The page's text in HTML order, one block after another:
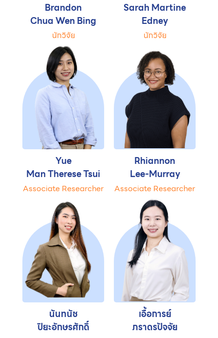
Brandon
Chua Wen Bing
นักวิจัย
Sarah Martine
Edney
นักวิจัย
Yue
Man Therese Tsui
Associate Researcher
Rhiannon
Lee-Murray
Associate Researcher
นันทนัช
ปิยะอักษรศักดิ์
เอื้อการย์
ภราดรปัจจัย